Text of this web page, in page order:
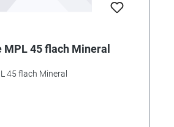
MPL 45 flach Mineral
45 flach Mineral